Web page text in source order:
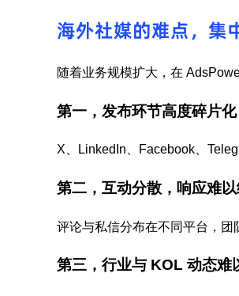
海外社媒的难点，集
随着业务规模扩大，在
第一，发布环节高度碎片化
X、LinkedIn、Facebook、
第二，互动分散，响应难
评论与私信分布在不同平台，团
第三，行业与 KOL 动态难